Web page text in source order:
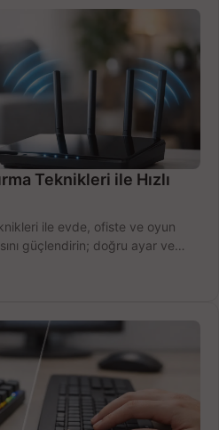
Teknikleri ile Hızlı
ile evde, ofiste ve oyun
güçlendirin; doğru ayar ve